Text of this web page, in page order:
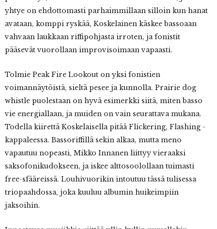
yhtye on ehdottomasti parhaimmillaan silloin kun hanat
avataan, komppi ryskää, Koskelainen käskee bassoaan
vahvaan laukkaan riffipohjasta irroten, ja fonistit
pääsevät vuorollaan improvisoimaan vapaasti.
Tolmie Peak Fire Lookout on yksi fonistien
voimannäytöistä, sieltä pesee ja kunnolla. Prairie dog
whistle puolestaan on hyvä esimerkki siitä, miten basso
vie energiallaan, ja muiden on vain seurattava mukana.
Todella kiirettä Koskelaisella pitää Flickering, Flashing -
kappaleessa. Bassoriffillä sekin alkaa, mutta meno
vapautuu nopeasti, Mikko Innanen liittyy vieraaksi
saksofonikudokseen, ja iskee alttosoolollaan tuimasti
free-sfääreissä. Louhivuorikin intoutuu tässä tulisessa
triopaahdossa, joka kuuluu albumin huikeimpiin
jaksoihin.